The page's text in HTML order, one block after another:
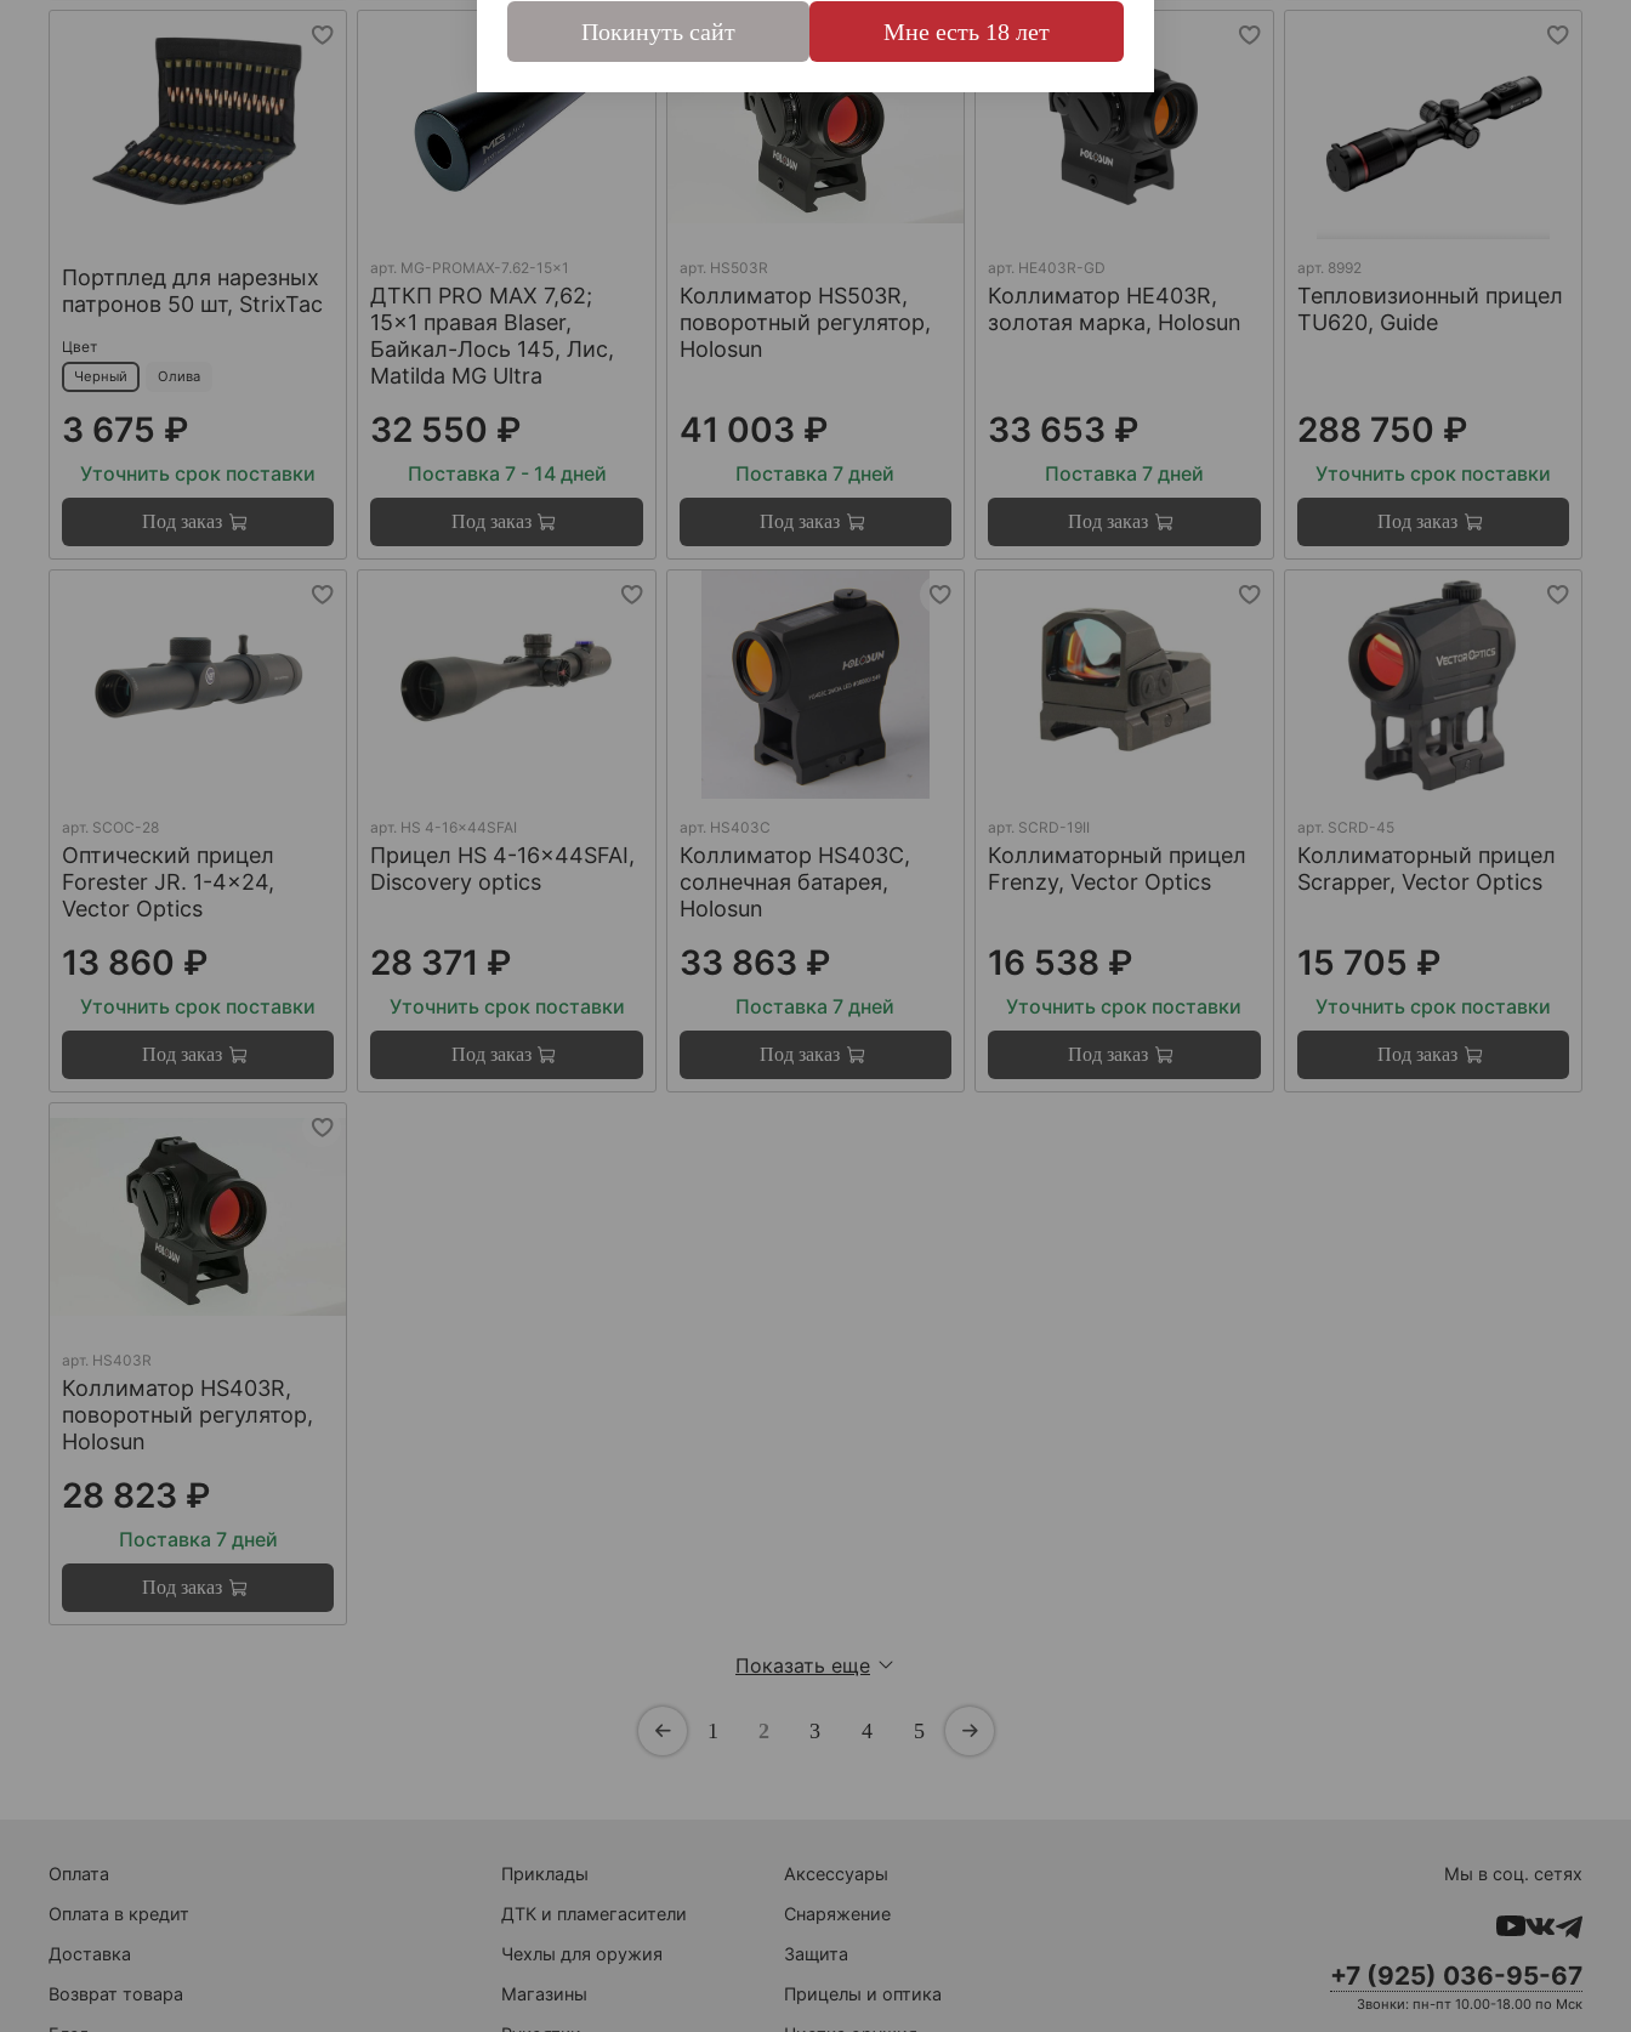
Портплед для нарезных
патронов 50 шт, StrixTac
Цвет
Черный Олива
3 675 ₽
Уточнить срок поставки
Под заказ
арт. MG-PROMAX-7.62-15x1
ДТКП PRO MAX 7,62;
15x1 правая Blaser,
Байкал-Лось 145, Лис,
Matilda MG Ultra
32 550 ₽
Поставка 7 - 14 дней
Под заказ
арт. HS503R
Коллиматор HS503R,
поворотный регулятор,
Holosun
41 003 ₽
Поставка 7 дней
Под заказ
арт. HE403R-GD
Коллиматор HE403R,
золотая марка, Holosun
33 653 ₽
Поставка 7 дней
Под заказ
арт. 8992
Тепловизионный прицел
TU620, Guide
288 750 ₽
Уточнить срок поставки
Под заказ
арт. SCOC-28
Оптический прицел
Forester JR. 1-4x24,
Vector Optics
13 860 ₽
Уточнить срок поставки
Под заказ
арт. HS 4-16x44SFAI
Прицел HS 4-16x44SFAI,
Discovery optics
28 371 ₽
Уточнить срок поставки
Под заказ
арт. HS403С
Коллиматор HS403C,
солнечная батарея,
Holosun
33 863 ₽
Поставка 7 дней
Под заказ
арт. SCRD-19II
Коллиматорный прицел
Frenzy, Vector Optics
16 538 ₽
Уточнить срок поставки
Под заказ
арт. SCRD-45
Коллиматорный прицел
Scrapper, Vector Optics
15 705 ₽
Уточнить срок поставки
Под заказ
арт. HS403R
Коллиматор HS403R,
поворотный регулятор,
Holosun
28 823 ₽
Поставка 7 дней
Под заказ
Показать еще
1 2 3 4 5
Оплата
Оплата в кредит
Доставка
Возврат товара
Приклады
ДТК и пламегасители
Чехлы для оружия
Магазины
Аксессуары
Снаряжение
Защита
Прицелы и оптика
Мы в соц. сетях
+7 (925) 036-95-67
Звонки: пн-пт 10.00-18.00 по Мск
Покинуть сайт Мне есть 18 лет